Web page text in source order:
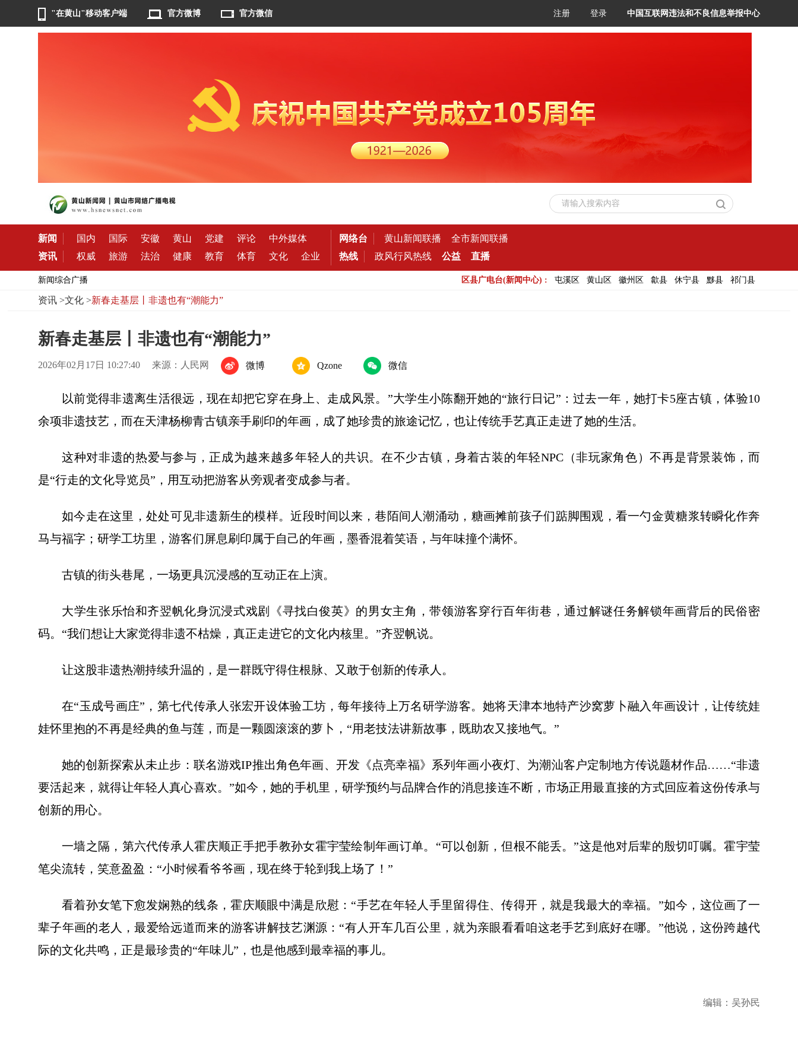
"在黄山"移动客户端 官方微博 官方微信 注册 登录 中国互联网违法和不良信息举报中心
请输入搜索内容
新闻 国内 国际 安徽 黄山 党建 评论
中外媒体
资讯
权威 旅游 法治 健康 教育 体育 文化 企业
网络台 黄山新闻联播
全市新闻联播
热线
政风行风热线 公益 直播
新闻综合广播 区县广电台(新闻中心) : 屯溪区 黄山区 徽州区 歙县 休宁县 黟县 祁门县
资讯>文化>新春走基层丨非遗也有“潮能力”
新春走基层丨非遗也有“潮能力”
2026年02月17日 10:27:40 来源：人民网 微博 Qzone 微信
以前觉得非遗离生活很远，现在却把它穿在身上、走成风景。”大学生小陈翻开她的“旅行日记”：过去一年，她打卡5座古镇，体验10
余项非遗技艺，而在天津杨柳青古镇亲手刷印的年画，成了她珍贵的旅途记忆，也让传统手艺真正走进了她的生活。
这种对非遗的热爱与参与，正成为越来越多年轻人的共识。在不少古镇，身着古装的年轻NPC（非玩家角色）不再是背景装饰，而
是“行走的文化导览员”，用互动把游客从旁观者变成参与者。
如今走在这里，处处可见非遗新生的模样。近段时间以来，巷陌间人潮涌动，糖画摊前孩子们踮脚围观，看一勺金黄糖浆转瞬化作奔
马与福字；研学工坊里，游客们屏息刷印属于自己的年画，墨香混着笑语，与年味撞个满怀。
古镇的街头巷尾，一场更具沉浸感的互动正在上演。
大学生张乐怡和齐翌帆化身沉浸式戏剧《寻找白俊英》的男女主角，带领游客穿行百年街巷，通过解谜任务解锁年画背后的民俗密
码。“我们想让大家觉得非遗不枯燥，真正走进它的文化内核里。”齐翌帆说。
让这股非遗热潮持续升温的，是一群既守得住根脉、又敢于创新的传承人。
在“玉成号画庄”，第七代传承人张宏开设体验工坊，每年接待上万名研学游客。她将天津本地特产沙窝萝卜融入年画设计，让传统娃
娃怀里抱的不再是经典的鱼与莲，而是一颗圆滚滚的萝卜，“用老技法讲新故事，既助农又接地气。”
她的创新探索从未止步：联名游戏IP推出角色年画、开发《点亮幸福》系列年画小夜灯、为潮汕客户定制地方传说题材作品……“非遗
要活起来，就得让年轻人真心喜欢。”如今，她的手机里，研学预约与品牌合作的消息接连不断，市场正用最直接的方式回应着这份传承与
创新的用心。
一墙之隔，第六代传承人霍庆顺正手把手教孙女霍宇莹绘制年画订单。“可以创新，但根不能丢。”这是他对后辈的殷切叮嘱。霍宇莹
笔尖流转，笑意盈盈：“小时候看爷爷画，现在终于轮到我上场了！”
看着孙女笔下愈发娴熟的线条，霍庆顺眼中满是欣慰：“手艺在年轻人手里留得住、传得开，就是我最大的幸福。”如今，这位画了一
辈子年画的老人，最爱给远道而来的游客讲解技艺渊源：“有人开车几百公里，就为亲眼看看咱这老手艺到底好在哪。”他说，这份跨越代
际的文化共鸣，正是最珍贵的“年味儿”，也是他感到最幸福的事儿。
编辑：吴孙民